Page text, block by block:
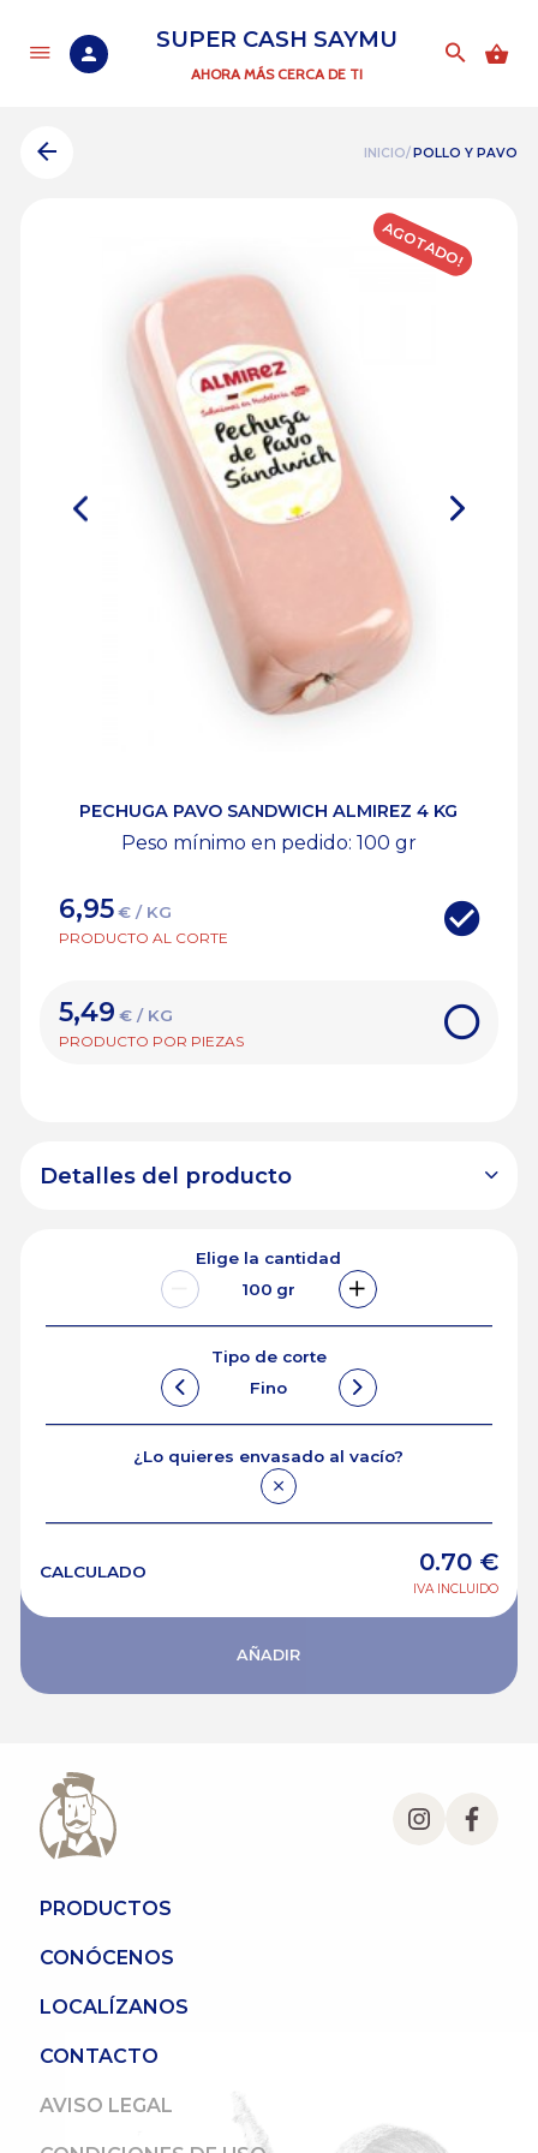
SUPER CASH SAYMU
AHORA MÁS CERCA DE TI
INICIO/POLLO Y PAVO
AGOTADO!
PECHUGA PAVO SANDWICH ALMIREZ 4 KG
Peso mínimo en pedido: 100 gr
6,95 € / KG
PRODUCTO AL CORTE
5,49 € / KG
PRODUCTO POR PIEZAS
Detalles del producto
Elige la cantidad
100 gr
Tipo de corte
Fino
¿Lo quieres envasado al vacío?
CALCULADO 0.70 €
IVA INCLUIDO
AÑADIR
PRODUCTOS
CONÓCENOS
LOCALÍZANOS
CONTACTO
AVISO LEGAL